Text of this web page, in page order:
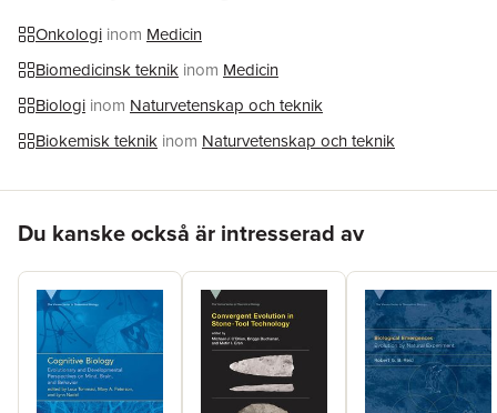
Onkologi inom Medicin
Biomedicinsk teknik inom Medicin
Biologi inom Naturvetenskap och teknik
Biokemisk teknik inom Naturvetenskap och teknik
Du kanske också är intresserad av